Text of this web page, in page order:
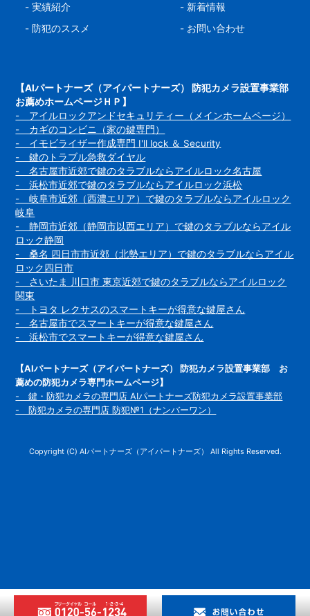
-実績紹介
-防犯のススメ
- 新着情報
- お問い合わせ
【AIパートナーズ（アイパートナーズ） 防犯カメラ設置事業部
お薦めホームページＨＰ】
- アイルロックアンドセキュリティー（メインホームページ）
- カギのコンビニ（家の鍵専門）
- イモビライザー作成専門 I'll lock ＆ Security
- 鍵のトラブル急救ダイヤル
- 名古屋市近郊で鍵のタラブルならアイルロック名古屋
- 浜松市近郊で鍵のタラブルならアイルロック浜松
- 岐阜市近郊（西濃エリア）で鍵のタラブルならアイルロック
岐阜
- 静岡市近郊（静岡市以西エリア）で鍵のタラブルならアイル
ロック静岡
- 桑名 四日市市近郊（北勢エリア）で鍵のタラブルならアイル
ロック四日市
- さいたま 川口市 東京近郊で鍵のタラブルならアイルロック
関東
- トヨタ レクサスのスマートキーが得意な鍵屋さん
- 名古屋市でスマートキーが得意な鍵屋さん
- 浜松市でスマートキーが得意な鍵屋さん
【AIパートナーズ（アイパートナーズ） 防犯カメラ設置事業部 お
薦めの防犯カメラ専門ホームページ】
- 鍵・防犯カメラの専門店 AIパートナーズ防犯カメラ設置事業部
- 防犯カメラの専門店 防犯№1（ナンバーワン）
Copyright (C) AIパートナーズ（アイパートナーズ） All Rights Reserved.